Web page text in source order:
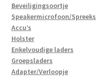
Beveiligingsoortje
Speakermicrofoon/
Accu’s
Holster
Enkelvoudige laders
Groepsladers
Adapter/Verloopje